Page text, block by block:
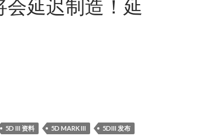
会延迟制造！延
造！延迟？
5D III 资料 5D MARK III
5DIII 发布